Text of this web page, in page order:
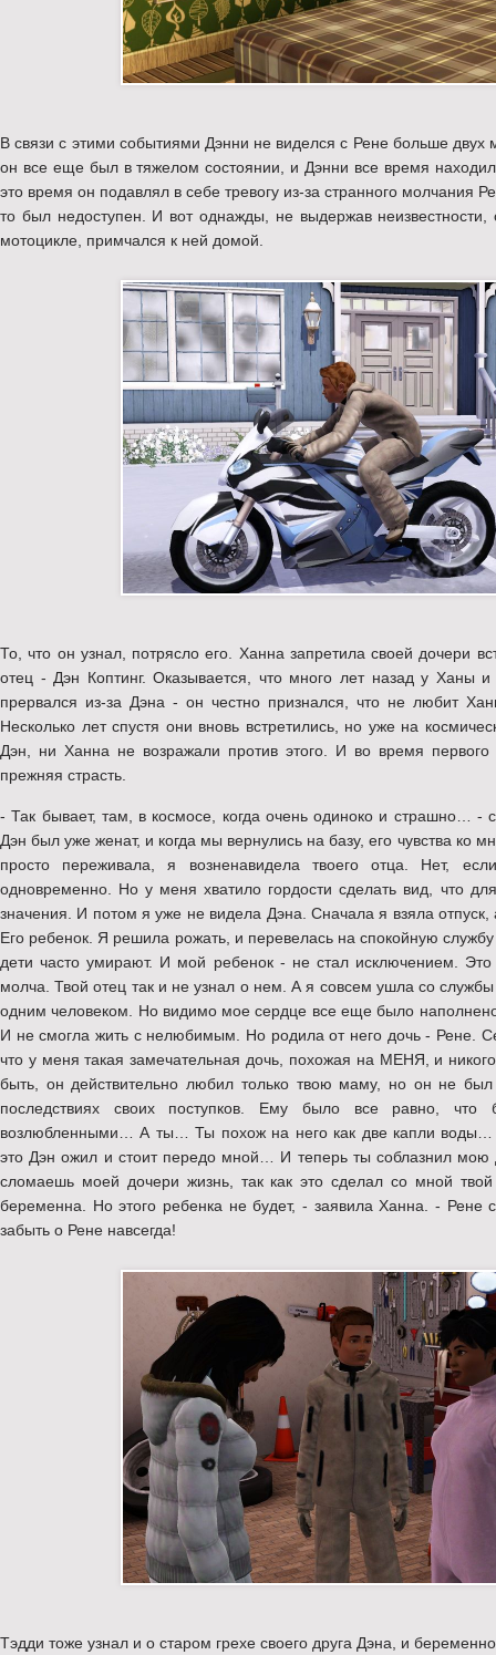
В связи с этими событиями Дэнни не виделся с Рене больше
он все еще был в тяжелом состоянии, и Дэнни все время
это время он подавлял в себе тревогу из-за странного молчания
то был недоступен. И вот однажды, не выдержав
мотоцикле, примчался к ней домой.
То, что он узнал, потрясло его. Ханна запретила своей дочери
отец - Дэн Коптинг. Оказывается, что много лет назад у Ханы
прервался из-за Дэна - он честно признался, что не любит
Несколько лет спустя они вновь встретились, но уже на
Дэн, ни Ханна не возражали против этого. И во время
прежняя страсть.
- Так бывает, там, в космосе, когда очень одиноко и страшно…
Дэн был уже женат, и когда мы вернулись на базу, его чувства ко
просто переживала, я возненавидела твоего отца. Нет,
одновременно. Но у меня хватило гордости сделать вид, что
значения. И потом я уже не видела Дэна. Сначала я взяла
Его ребенок. Я решила рожать, и перевелась на спокойную
дети часто умирают. И мой ребенок - не стал исключением.
молча. Твой отец так и не узнал о нем. А я совсем ушла со
одним человеком. Но видимо мое сердце все еще было
И не смогла жить с нелюбимым. Но родила от него дочь - Рене.
что у меня такая замечательная дочь, похожая на МЕНЯ, и
быть, он действительно любил только твою маму, но он не
последствиях своих поступков. Ему было все равно,
возлюбленными… А ты… Ты похож на него как две капли
это Дэн ожил и стоит передо мной… И теперь ты соблазнил мою
сломаешь моей дочери жизнь, так как это сделал со мной
беременна. Но этого ребенка не будет, - заявила Ханна. - Рене
забыть о Рене навсегда!
Тэдди тоже узнал и о старом грехе своего друга Дэна, и